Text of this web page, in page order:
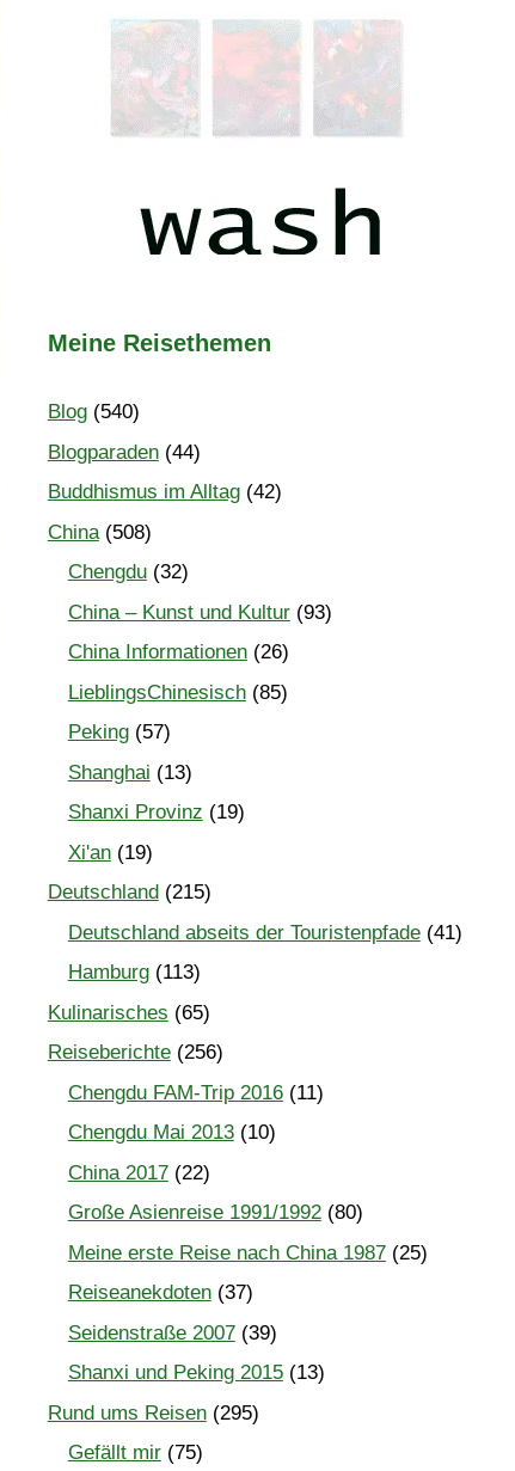
Meine Reisethemen
Blog(540)
Blogparaden(44)
Buddhismus im Alltag(42)
China(508)
Chengdu(32)
China – Kunst und Kultur(93)
China Informationen(26)
LieblingsChinesisch(85)
Peking(57)
Shanghai (13)
Shanxi Provinz (19)
Xi'an(19)
Deutschland(215)
Deutschland abseits der Touristenpfade(41)
Hamburg(113)
Kulinarisches (65)
Reiseberichte(256)
Chengdu FAM-Trip 2016(11)
Chengdu Mai 2013(10)
China 2017(22)
Große Asienreise 1991/1992(80)
Meine erste Reise nach China 1987(25)
Reiseanekdoten(37)
Seidenstraße 2007(39)
Shanxi und Peking 2015(13)
Rund ums Reisen(295)
Gefällt mir(75)